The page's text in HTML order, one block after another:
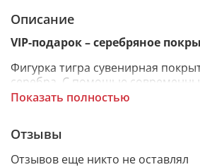
Описание
VIP-подарок – серебряное
Фигурка тигра сувенирная
серебра. С помощью
изделию придается особая
которой состоит из алюминия, а
серебра.
Показать полностью
Отзывы
Отзывов еще никто не оставлял